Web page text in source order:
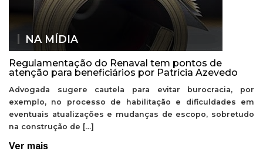
NA MÍDIA
Regulamentação do Renaval tem pontos de
atenção para beneficiários por Patrícia Azevedo
Advogada sugere cautela para evitar burocracia, por
exemplo, no processo de habilitação e dificuldades em
eventuais atualizações e mudanças de escopo, sobretudo
na construção de […]
Ver mais